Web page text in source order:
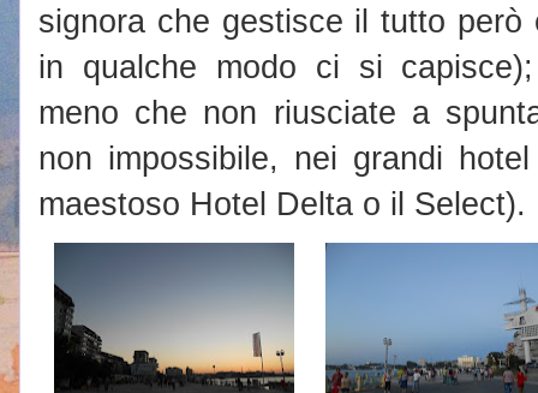
signora che gestisce il tutto
in qualche modo ci si
meno che non riusciate a
non impossibile, nei grandi
maestoso Hotel Delta o il Select).